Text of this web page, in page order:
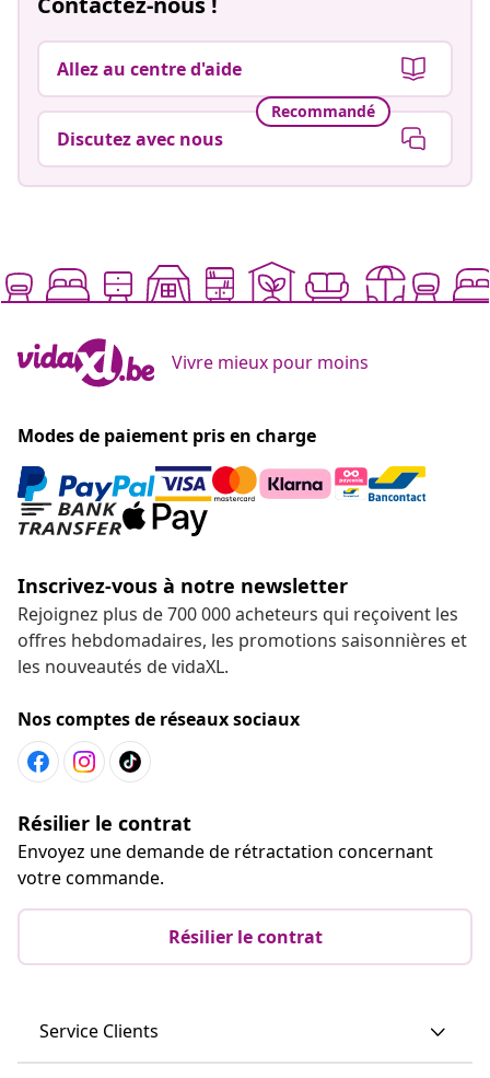
Allez au centre d'aide
Recommandé
Discutez avec nous
Vivre mieux pour moins
Modes de paiement pris en charge
Inscrivez-vous à notre newsletter
Rejoignez plus de 700 000 acheteurs qui reçoivent les
offres hebdomadaires, les promotions saisonnières et
les nouveautés de vidaXL.
Nos comptes de réseaux sociaux
Résilier le contrat
Envoyez une demande de rétractation concernant
votre commande.
Résilier le contrat
Service Clients